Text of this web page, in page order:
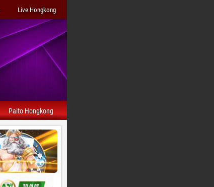
Live Hongkong
Paito Hongkong